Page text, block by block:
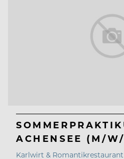
ACHENSEE (M/
Karlwirt &